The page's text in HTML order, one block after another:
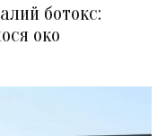
ботокс:
око